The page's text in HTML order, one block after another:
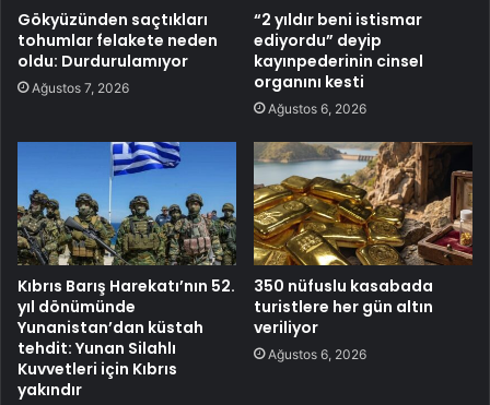
Gökyüzünden saçtıkları
tohumlar felakete neden
oldu: Durdurulamıyor
Ağustos 7, 2026
“2 yıldır beni istismar
ediyordu” deyip
kayınpederinin cinsel
organını kesti
Ağustos 6, 2026
Kıbrıs Barış Harekatı’nın 52.
yıl dönümünde
Yunanistan’dan küstah
tehdit: Yunan Silahlı
Kuvvetleri için Kıbrıs
yakındır
350 nüfuslu kasabada
turistlere her gün altın
veriliyor
Ağustos 6, 2026